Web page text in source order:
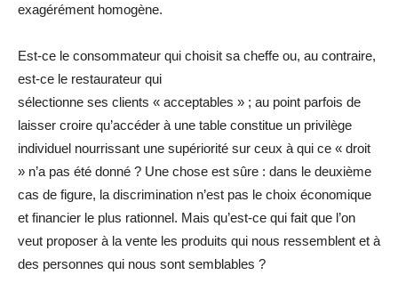
exagérément homogène.
Est-ce le consommateur qui choisit sa cheffe ou, au contraire,
est-ce le restaurateur qui
sélectionne ses clients « acceptables » ; au point parfois de
laisser croire qu’accéder à une table constitue un privilège
individuel nourrissant une supériorité sur ceux à qui ce « droit
» n’a pas été donné ? Une chose est sûre : dans le deuxième
cas de figure, la discrimination n’est pas le choix économique
et financier le plus rationnel. Mais qu’est-ce qui fait que l’on
veut proposer à la vente les produits qui nous ressemblent et à
des personnes qui nous sont semblables ?